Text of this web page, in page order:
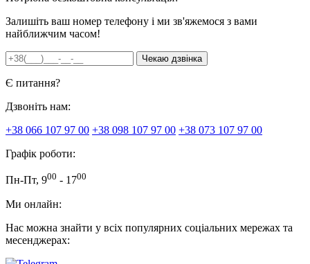
Залишіть ваш номер телефону і ми зв'яжемося з вами
найближчим часом!
Є питання?
Дзвоніть нам:
+38 066 107 97 00 +38 098 107 97 00 +38 073 107 97 00
Графік роботи:
Пн-Пт, 900 - 1700
Ми онлайн:
Нас можна знайти у всіх популярних соціальних мережах та
месенджерах: